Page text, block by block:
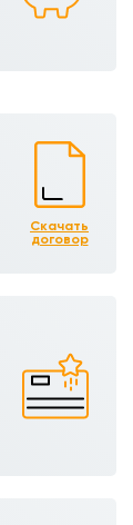
Скачать
договор